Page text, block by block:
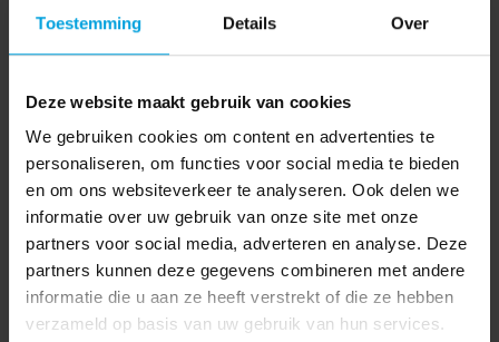
Toestemming Details Over
Deze website maakt gebruik van cookies
We gebruiken cookies om content en advertenties te
personaliseren, om functies voor social media te bieden
en om ons websiteverkeer te analyseren. Ook delen we
informatie over uw gebruik van onze site met onze
partners voor social media, adverteren en analyse. Deze
partners kunnen deze gegevens combineren met andere
informatie die u aan ze heeft verstrekt of die ze hebben
verzameld op basis van uw gebruik van hun services.
van de vergunning
geeft de werkgever dit door aan
Binnen één week na afloop van de vergunning
werknemers op wie de WTV van toepassing is.
Bron: HR Rendement
Wat te doen bij stijgende